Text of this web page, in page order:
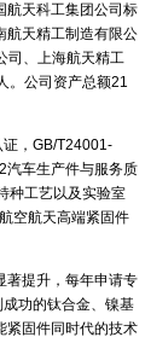
航天科工集团公司标
航天精工制造有限公
司、上海航天精工
。公司资产总额21
，GB/T24001-
车生产件与服务质
种工艺以及实验室
空航天高端紧固件
提升，每年申请专
功的钛合金、镍基
紧固件同时代的技术